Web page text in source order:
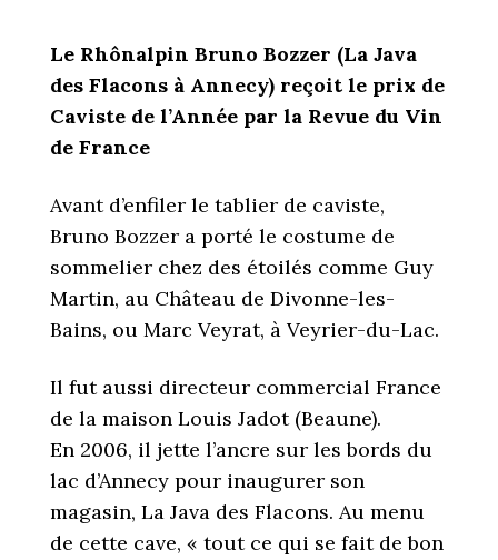
Le Rhônalpin Bruno Bozzer (La Java
des Flacons à Annecy) reçoit le prix de
Caviste de l’Année par la Revue du Vin
de France
Avant d’enfiler le tablier de caviste,
Bruno Bozzer a porté le costume de
sommelier chez des étoilés comme Guy
Martin, au Château de Divonne-les-
Bains, ou Marc Veyrat, à Veyrier-du-Lac.
Il fut aussi directeur commercial France
de la maison Louis Jadot (Beaune).
En 2006, il jette l’ancre sur les bords du
lac d’Annecy pour inaugurer son
magasin, La Java des Flacons. Au menu
de cette cave, « tout ce qui se fait de bon